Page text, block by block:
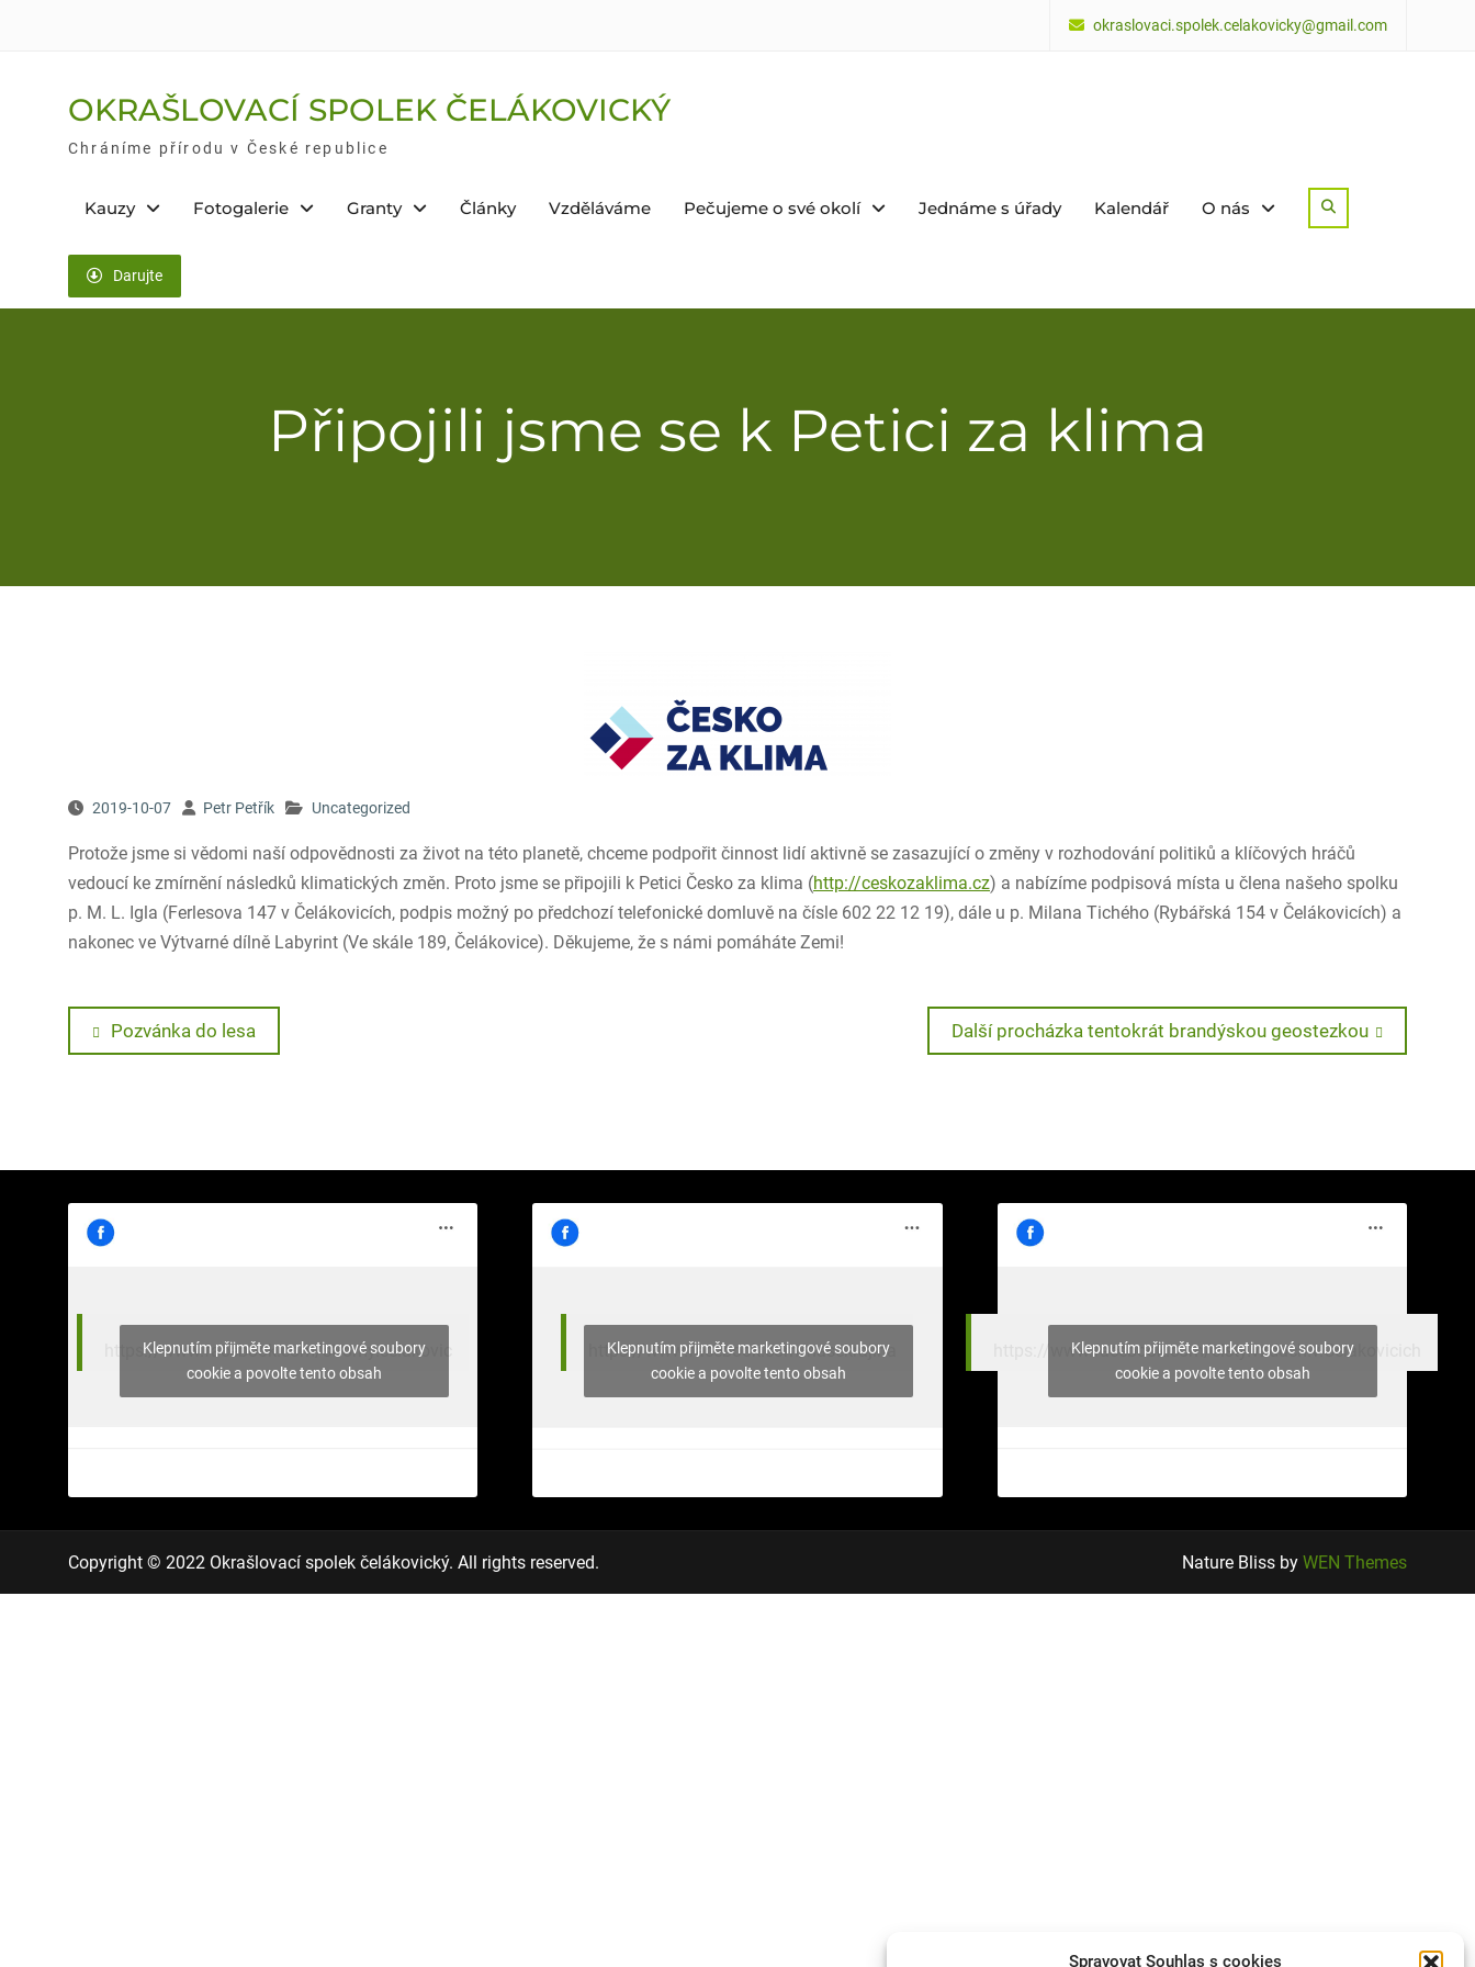
Spravovat Souhlas s cookies
okraslovaci.spolek.celakovicky@gmail.com
OKRAŠLOVACÍ SPOLEK ČELÁKOVICKÝ
Chráníme přírodu v České republice
Kauzy Fotogalerie Granty Články Vzděláváme Pečujeme o své okolí Jednáme s úřady Kalendář O nás
Darujte
Připojili jsme se k Petici za klima
2019-10-07 Petr Petřík Uncategorized
Protože jsme si vědomi naší odpovědnosti za život na této planetě, chceme podpořit činnost lidí aktivně se zasazující o změny v rozhodování politiků a klíčových hráčů
vedoucí ke zmírnění následků klimatických změn. Proto jsme se připojili k Petici Česko za klima (http://ceskozaklima.cz) a nabízíme podpisová místa u člena našeho spolku
p. M. L. Igla (Ferlesova 147 v Čelákovicích, podpis možný po předchozí telefonické domluvě na čísle 602 22 12 19), dále u p. Milana Tichého (Rybářská 154 v Čelákovicích) a
nakonec ve Výtvarné dílně Labyrint (Ve skále 189, Čelákovice). Děkujeme, že s námi pomáháte Zemi!
Navigace
Previous
post:
Pozvánka do lesa
Next
post:
Další procházka tentokrát brandýskou geostezkou
https://www.facebook.com/stromy.celakovic
Klepnutím přijměte marketingové soubory
cookie a povolte tento obsah
https://www.facebook.com/nasekrajina
Klepnutím přijměte marketingové soubory
cookie a povolte tento obsah
https://www.facebook.com/cisty.vzduch.v.Celakovicich
Klepnutím přijměte marketingové soubory
cookie a povolte tento obsah
Copyright © 2022 Okrašlovací spolek čelákovický. All rights reserved. Nature Bliss by WEN Themes